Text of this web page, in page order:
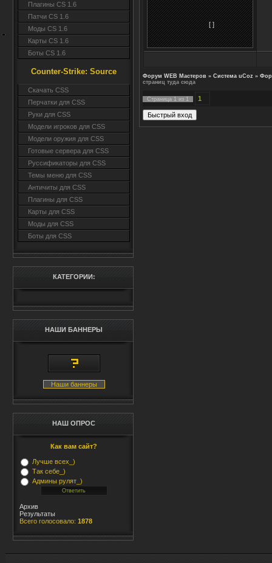
Плагины CS 1.6
Патчи CS 1.6
Моды CS 1.6
Карты CS 1.6
Боты CS 1.6
Counter-Strike: Source
Cкачать CSS
Перчатки для CSS
Руки для CSS
Модели игроков для CSS
Модели оружия для CSS
Готовые сервера для CSS
Руссификаторы для CSS
Темы меню для CSS
Античиты для CSS
Плагины для CSS
Карты для CSS
Моды для CSS
Боты для CSS
КАТЕГОРИИ:
НАШИ БАННЕРЫ
Наши баннеры
НАШ ОПРОС
Как вам сайт?
Лучше всех_)
Так себе_)
Админы рулят_)
Архив
Результаты
Всего голосовало: 1878
[ ]
Форум WEB Мастеров » Система uCoz »
страниц туда сюда
Страница 1 из 1 1